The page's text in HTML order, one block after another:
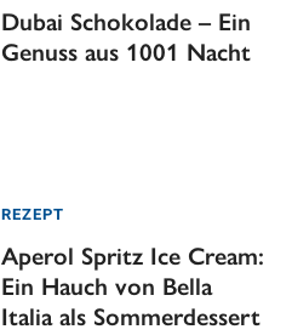
Dubai Schokolade – Ein
Genuss aus 1001 Nacht
REZEPT
Aperol Spritz Ice Cream:
Ein Hauch von Bella
Italia als Sommerdessert